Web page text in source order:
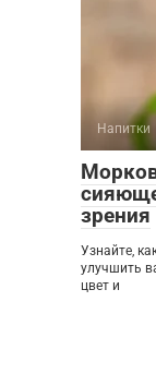
Напитки
зрения
Узнайте,
улучшить
цвет и